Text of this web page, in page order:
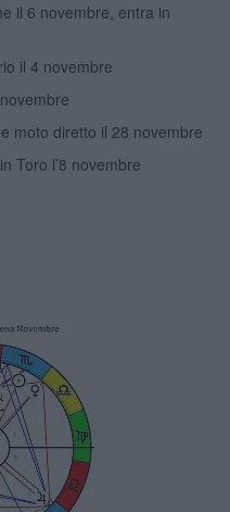
il 6 novembre, entra in
il 4 novembre
moto diretto il 28 novembre
Toro l’8 novembre